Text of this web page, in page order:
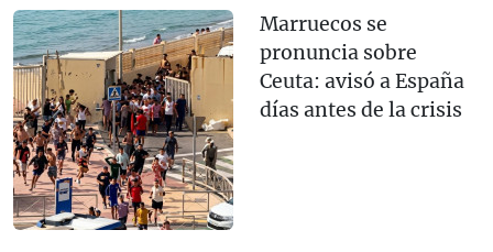
Marruecos se
pronuncia sobre
Ceuta: avisó a España
días antes de la crisis